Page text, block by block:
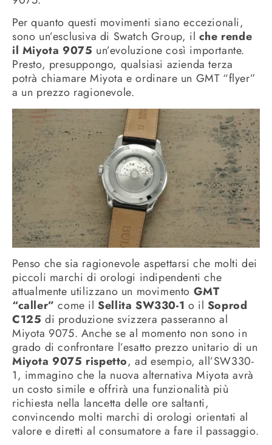
Per quanto questi movimenti siano eccezionali,
sono un’esclusiva di Swatch Group, il che rende
il Miyota 9075 un’evoluzione così importante.
Presto, presuppongo, qualsiasi azienda terza
potrà chiamare Miyota e ordinare un GMT “flyer”
a un prezzo ragionevole.
Penso che sia ragionevole aspettarsi che molti dei
piccoli marchi di orologi indipendenti che
attualmente utilizzano un movimento GMT
“caller” come il Sellita SW330-1 o il Soprod
C125 di produzione svizzera passeranno al
Miyota 9075. Anche se al momento non sono in
grado di confrontare l’esatto prezzo unitario di un
Miyota 9075 rispetto, ad esempio, all’SW330-
1, immagino che la nuova alternativa Miyota avrà
un costo simile e offrirà una funzionalità più
richiesta nella lancetta delle ore saltanti,
convincendo molti marchi di orologi orientati al
valore e diretti al consumatore a fare il passaggio.